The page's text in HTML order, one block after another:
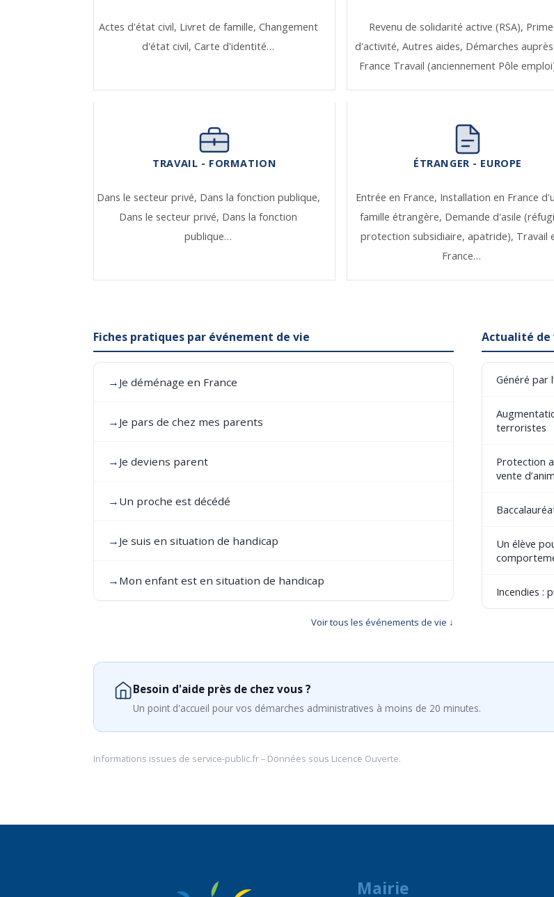
Actes d'état civil, Livret de famille, Changement
d'état civil,Carte d'identité…
Revenu de solidarité active (RSA), Prime
d'activité, Autres aides, Démarches
France Travail (anciennement Pôle
TRAVAIL - FORMATION
Dans le secteur privé, Dans la fonction publique,
Dans le secteur privé, Dans la fonction
publique…
ÉTRANGER - EUROPE
Entrée en France, Installation en France
famille étrangère, Demande d'asile
protection subsidiaire, apatride), Travail
France…
Fiches pratiques par événement de vie
→ Je déménage en France
→ Je pars de chez mes parents
→ Je deviens parent
→ Un proche est décédé
→ Je suis en situation de handicap
→ Mon enfant est en situation de handicap
Voir tous les événements de vie ↓
Actualité de
Généré par
terroristes
Protection
vente
Un élève
Incendies :
Besoin d'aide près de chez vous ?
Un point d'accueil pour vos démarches administratives à moins de 20 minutes.
Informations issues de service-public.fr– Données sous Licence Ouverte.
Mairie